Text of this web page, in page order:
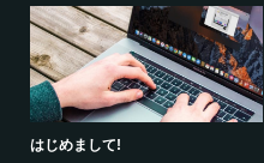
はじめまして!